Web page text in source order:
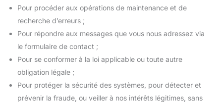
Pour procéder aux opérations de maintenance et de
recherche d’erreurs ;
Pour répondre aux messages que vous nous adressez via
le formulaire de contact ;
Pour se conformer à la loi applicable ou toute autre
obligation légale ;
Pour protéger la sécurité des systèmes, pour détecter et
prévenir la fraude, ou veiller à nos intérêts légitimes, sans